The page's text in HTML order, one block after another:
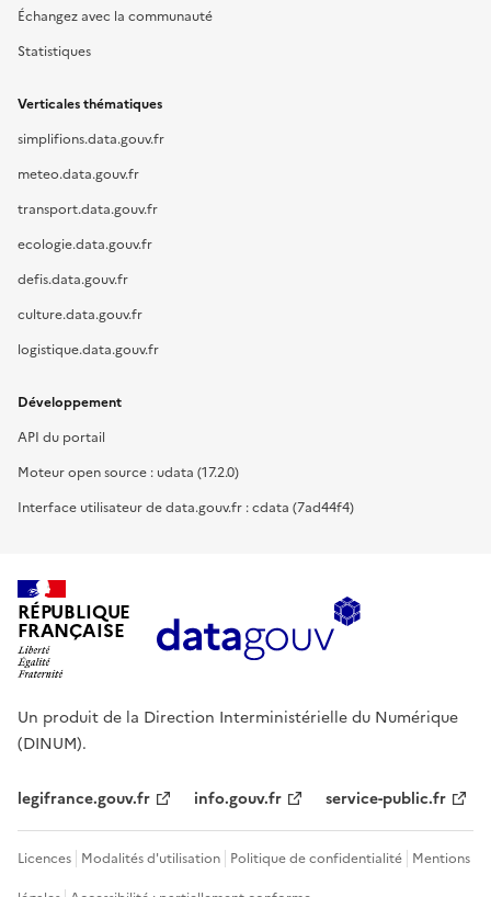
Échangez avec la communauté
Statistiques
Verticales thématiques
simplifions.data.gouv.fr
meteo.data.gouv.fr
transport.data.gouv.fr
ecologie.data.gouv.fr
defis.data.gouv.fr
culture.data.gouv.fr
logistique.data.gouv.fr
Développement
API du portail
Moteur open source : udata (17.2.0)
Interface utilisateur de data.gouv.fr : cdata (7ad44f4)
RÉPUBLIQUE
FRANÇAISE
Un produit de la Direction Interministérielle du Numérique
(DINUM).
legifrance.gouv.fr info.gouv.fr service-public.fr
Licences Modalités d'utilisation Politique de confidentialité Mentions